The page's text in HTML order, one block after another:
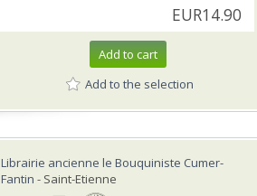
EUR14.90
Add to cart
Add to the selection
Librairie ancienne le Bouquiniste Cumer-
Fantin - Saint-Etienne